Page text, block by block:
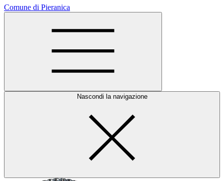
Comune di Pieranica
Nascondi la navigazione